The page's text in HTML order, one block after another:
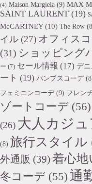
(4) Maison Margiela (9) MAX
SAINT LAURENT (19)
McCARTNEY(10) The Row
イル (27) オフィス
(31) ショッピング
ー (7) セール情報 (17) デ
ート (19) パンプスコーデ
フェミニンコーデ(9) フレン
ゾートコーデ (56)
(26) 大人カジ
(8) 旅行スタイル
外通販 (39) 着心
冬コーデ (55) 通